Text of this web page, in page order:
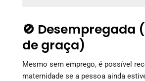
🚫 Desempregada
de graça)
Mesmo sem emprego, é possível
maternidade se a pessoa ainda